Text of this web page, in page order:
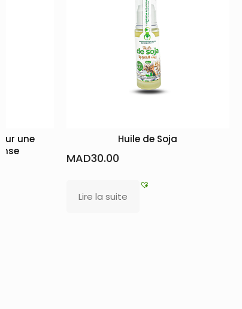
une
Huile de Soja
MAD30.00
Lire la suite